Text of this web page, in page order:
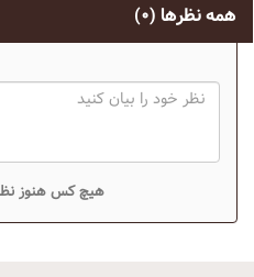
همه نظرها (۰)
هیچ کس هنوز